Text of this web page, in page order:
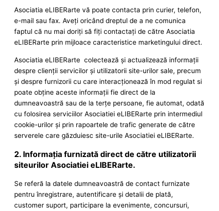
Asociatia eLIBERarte vă poate contacta prin curier, telefon,
e-mail sau fax. Aveţi oricând dreptul de a ne comunica
faptul că nu mai doriţi să fiţi contactaţi de către Asociatia
eLIBERarte prin mijloace caracteristice marketingului direct.
Asociatia eLIBERarte colectează şi actualizează informaţii
despre clienţii servicilor şi utilizatorii site-urilor sale, precum
şi despre furnizorii cu care interacţionează în mod regulat si
poate obţine aceste informaţii fie direct de la
dumneavoastră sau de la terţe persoane, fie automat, odată
cu folosirea serviciilor Asociatiei eLIBERarte prin intermediul
cookie-urilor şi prin rapoartele de trafic generate de către
serverele care găzduiesc site-urile Asociatiei eLIBERarte.
2. Informaţia furnizată direct de către utilizatorii
siteurilor Asociatiei eLIBERarte.
Se referă la datele dumneavoastră de contact furnizate
pentru înregistrare, autentificare şi detalii de plată,
customer suport, participare la evenimente, concursuri,